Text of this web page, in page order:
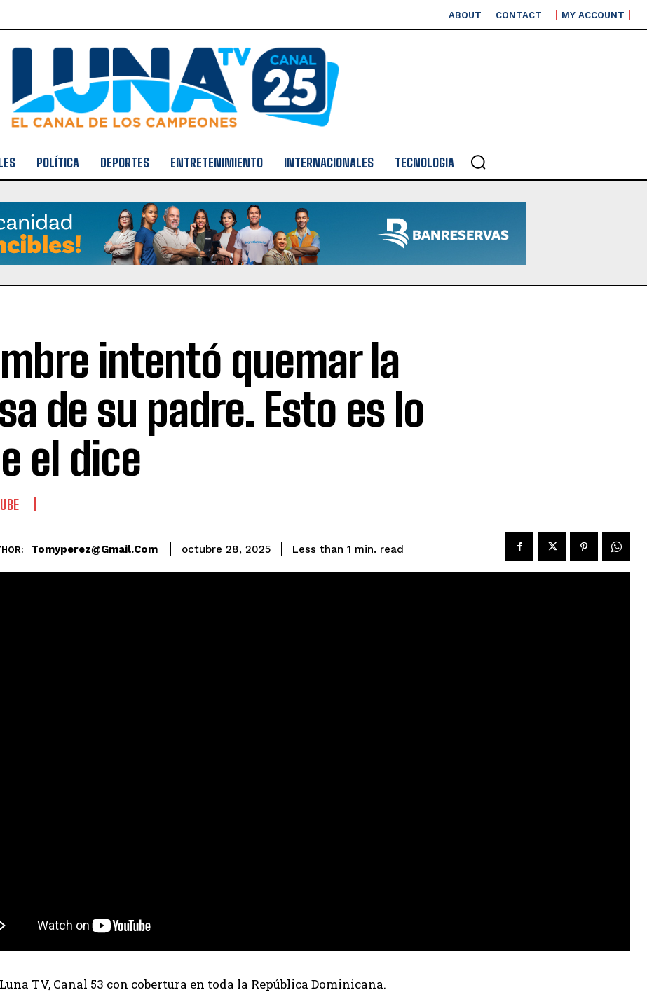
ABOUT CONTACT MY ACCOUNT
POLÍTICA DEPORTES ENTRETENIMIENTO INTERNACIONALES TECNOLOGIA
intentó quemar la
de su padre. Esto es lo
el dice
Tomyperez@gmail.com octubre 28, 2025 Less than 1 min. read
TV, Canal 53 con cobertura en toda la República Dominicana.